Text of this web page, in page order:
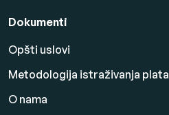
Dokumenti
Opšti uslovi
Metodologija istraživanja plata
O nama